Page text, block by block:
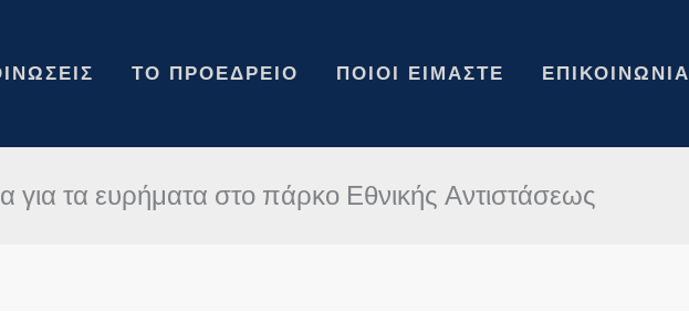
ΤΟ ΠΡΟΕΔΡΕΊΟ ΠΟΙΟΙ ΕΊΜΑΣΤΕ ΕΠΙΚΟΙΝΩΝΊΑ
για τα ευρήματα στο πάρκο Εθνικής Αντιστάσεως